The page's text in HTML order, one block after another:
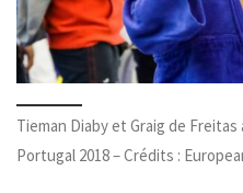
Tieman Diaby et Graig de
Portugal 2018 – Crédits :